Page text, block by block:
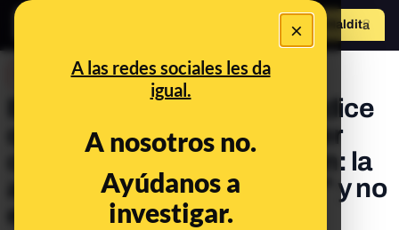
×
A las redes sociales les da
igual.
A nosotros no.
Ayúdanos a
investigar.
Hazte Maldito
El vídeo de una pareja que dice
que reciben ayudas “por ser
chico de color” y musulmán: la
autora dice que es "humor" y no
es un caso real